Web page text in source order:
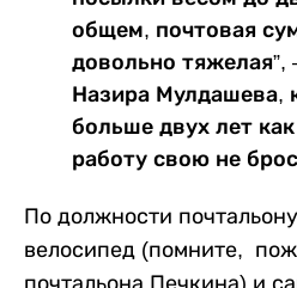
общем, почтовая
довольно тяжелая”,
Назира Мулдашева,
больше двух лет
работу свою не
По должности
велосипед (помните,
почтальона Печкина) и